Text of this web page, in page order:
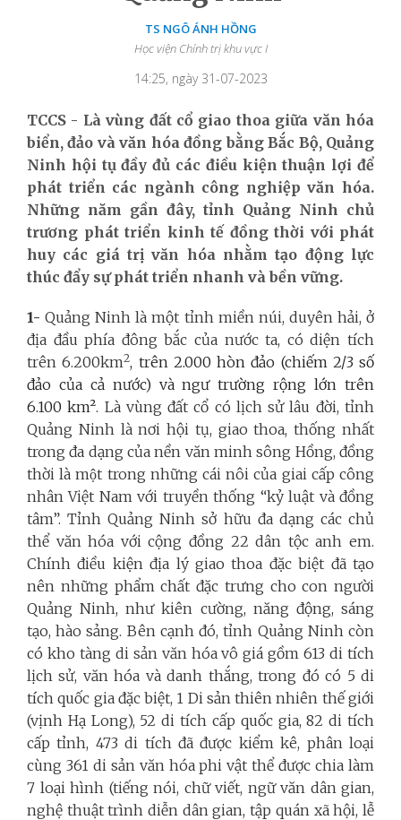
TS NGÔ ÁNH HỒNG
Học viện Chính trị khu vực I
14:25, ngày 31-07-2023
TCCS - Là vùng đất cổ giao thoa giữa văn hóa
biển, đảo và văn hóa đồng bằng Bắc Bộ, Quảng
Ninh hội tụ đầy đủ các điều kiện thuận lợi để
phát triển các ngành công nghiệp văn hóa.
Những năm gần đây, tỉnh Quảng Ninh chủ
trương phát triển kinh tế đồng thời với phát
huy các giá trị văn hóa nhằm tạo động lực
thúc đẩy sự phát triển nhanh và bền vững.
1-Quảng Ninh là một tỉnh miền núi, duyên hải, ở
địa đầu phía đông bắc của nước ta, có diện tích
trên 6.200km2, trên 2.000 hòn đảo (chiếm 2/3 số
đảo của cả nước) và ngư trường rộng lớn trên
6.100 km². Là vùng đất cổ có lịch sử lâu đời, tỉnh
Quảng Ninh là nơi hội tụ, giao thoa, thống nhất
trong đa dạng của nền văn minh sông Hồng, đồng
thời là một trong những cái nôi của giai cấp công
nhân Việt Nam với truyền thống “kỷ luật và đồng
tâm”. Tỉnh Quảng Ninh sở hữu đa dạng các chủ
thể văn hóa với cộng đồng 22 dân tộc anh em.
Chính điều kiện địa lý giao thoa đặc biệt đã tạo
nên những phẩm chất đặc trưng cho con người
Quảng Ninh, như kiên cường, năng động, sáng
tạo, hào sảng. Bên cạnh đó, tỉnh Quảng Ninh còn
có kho tàng di sản văn hóa vô giá gồm 613 di tích
lịch sử, văn hóa và danh thắng, trong đó có 5 di
tích quốc gia đặc biệt, 1 Di sản thiên nhiên thế giới
(vịnh Hạ Long), 52 di tích cấp quốc gia, 82 di tích
cấp tỉnh, 473 di tích đã được kiểm kê, phân loại
cùng 361 di sản văn hóa phi vật thể được chia làm
7 loại hình (tiếng nói, chữ viết, ngữ văn dân gian,
nghệ thuật trình diễn dân gian, tập quán xã hội, lễ